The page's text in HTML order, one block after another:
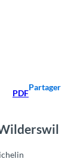
PDF
Partager